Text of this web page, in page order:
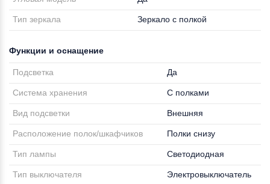
Тип зеркала Зеркало с полкой
Функции и оснащение
Подсветка Да
Система хранения С полками
Вид подсветки Внешняя
Расположение полок/шкафчиков Полки снизу
Тип лампы Светодиодная
Тип выключателя Электровыключатель